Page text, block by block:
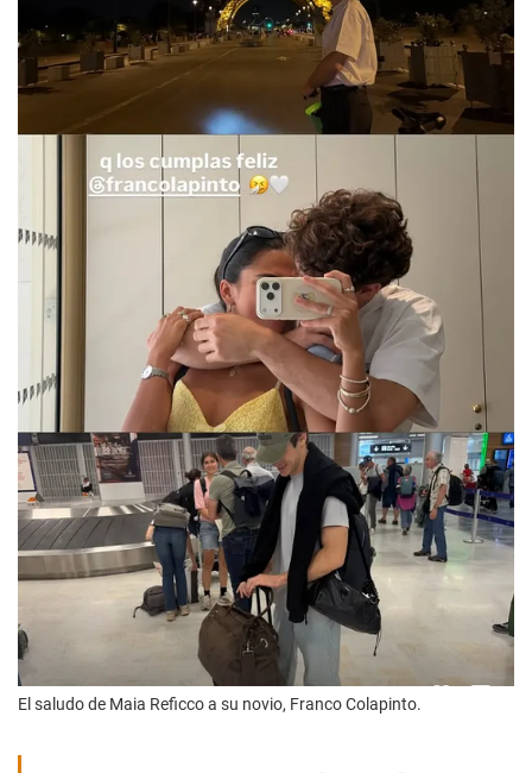
El saludo de Maia Reficco a su novio, Franco Colapinto.